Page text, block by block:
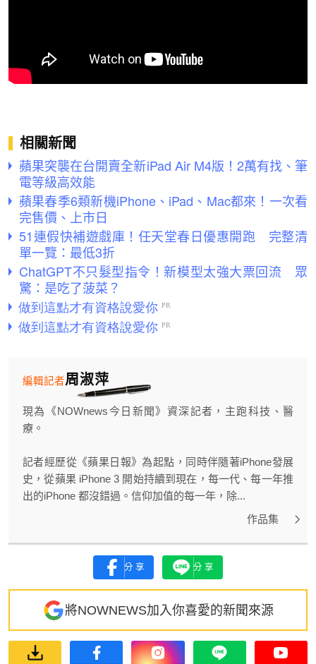
相關新聞
蘋果突襲在台開賣全新iPad Air M4版！2萬有找、筆
電等級高效能
蘋果春季6類新機iPhone、iPad、Mac都來！一次看
完售價、上市日
51連假快補遊戲庫！任天堂春日優惠開跑 完整清
單一覽：最低3折
ChatGPT不只髮型指令！新模型太強大票回流 眾
驚：是吃了菠菜？
周淑萍
編輯記者
現為《NOWnews今日新聞》資深記者，主跑科技、醫
療。
記者經歷從《蘋果日報》為起點，同時伴隨著iPhone發展
史，從蘋果 iPhone 3 開始持續到現在，每一代、每一年推
出的iPhone 都沒錯過。信仰加值的每一年，除...
作品集
分享 分享
將NOWNEWS加入你喜愛的新聞來源